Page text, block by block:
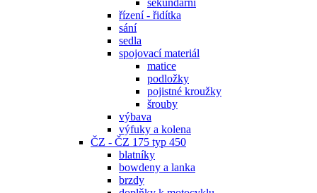
řízení - řidítka
sání
sedla
spojovací materiál
matice
podložky
pojistné kroužky
šrouby
výbava
výfuky a kolena
ČZ - ČZ 175 typ 450
blatníky
bowdeny a lanka
brzdy